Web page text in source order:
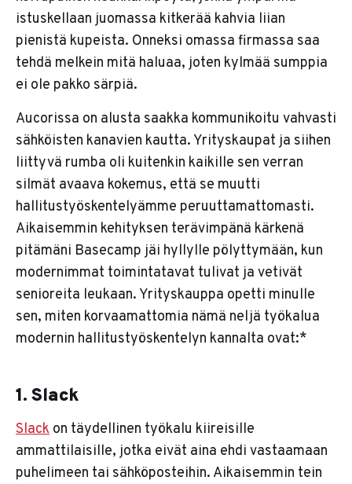
istuskellaan juomassa kitkerää kahvia liian
pienistä kupeista. Onneksi omassa firmassa saa
tehdä melkein mitä haluaa, joten kylmää sumppia
ei ole pakko särpiä.
Aucorissa on alusta saakka kommunikoitu vahvasti
sähköisten kanavien kautta. Yrityskaupat ja siihen
liittyvä rumba oli kuitenkin kaikille sen verran
silmät avaava kokemus, että se muutti
hallitustyöskentelyämme peruuttamattomasti.
Aikaisemmin kehityksen terävimpänä kärkenä
pitämäni Basecamp jäi hyllylle pölyttymään, kun
modernimmat toimintatavat tulivat ja vetivät
senioreita leukaan. Yrityskauppa opetti minulle
sen, miten korvaamattomia nämä neljä työkalua
modernin hallitustyöskentelyn kannalta ovat:*
1. Slack
Slack on täydellinen työkalu kiireisille
ammattilaisille, jotka eivät aina ehdi vastaamaan
puhelimeen tai sähköposteihin. Aikaisemmin tein